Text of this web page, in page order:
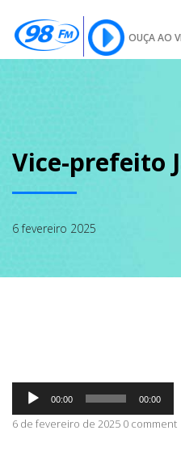
OUÇA AO
SOBRE
PODCAST
ABRANGÊNCIA
Vice-prefeito
6 fevereiro 2025
Tocador
áudio
00:00 00:00
6 de fevereiro de 2025 0 comment